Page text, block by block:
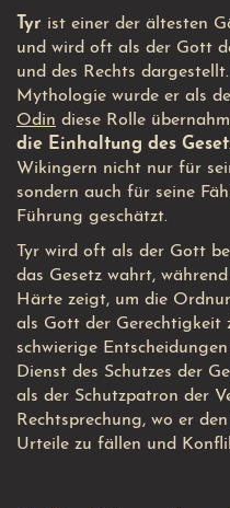
Tyr ist einer der ältesten
und wird oft als der Gott
und des Rechts
Mythologie wurde er als
Odin diese Rolle
die Einhaltung des
Wikingern nicht nur für
sondern auch für seine
Führung geschätzt.
Tyr wird oft als der Gott
das Gesetz wahrt,
Härte zeigt, um die
als Gott der Gerechtigkeit
schwierige
Dienst des Schutzes der
als der Schutzpatron der
Rechtsprechung, wo er
Urteile zu fällen und